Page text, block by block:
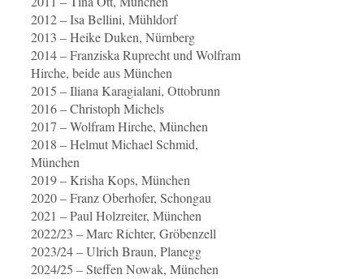
2012 – Isa Bellini, Mühldorf
2013 – Heike Duken, Nürnberg
2014 – Franziska Ruprecht und Wolfram
Hirche, beide aus München
2015 – Iliana Karagialani, Ottobrunn
2016 – Christoph Michels
2017 – Wolfram Hirche, München
2018 – Helmut Michael Schmid,
München
2019 – Krisha Kops, München
2020 – Franz Oberhofer, Schongau
2021 – Paul Holzreiter, München
2022/23 – Marc Richter, Gröbenzell
2023/24 – Ulrich Braun, Planegg
2024/25 – Steffen Nowak, München